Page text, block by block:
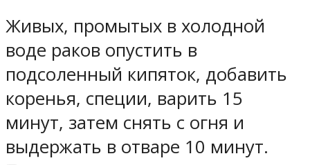
Живых, промытых в холодной
воде раков опустить в
подсоленный кипяток, добавить
коренья, специи, варить 15
минут, затем снять с огня и
выдержать в отваре 10 минут.